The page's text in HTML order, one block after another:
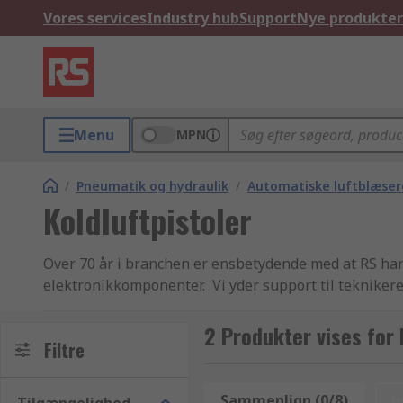
Vores servicesIndustry hubSupportNye produkter
Menu MPN
/ Pneumatik og hydraulik / Automatiske
Koldluftpistoler
Over 70 år i branchen er ensbetydende med at RS
elektronikkomponenter. Vi yder support til
eller Vakuumregulatorer. Virksomhedskunder som
efter at sikre os at alle vores Trykluft koldluftdyse
råd og information. Husk at hvis du køber ind i
Filtre 2 Produkter vises